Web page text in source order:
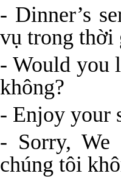
- Dinner’s
vụ trong thời
- Would you
không?
- Enjoy your
- Sorry, We
chúng tôi